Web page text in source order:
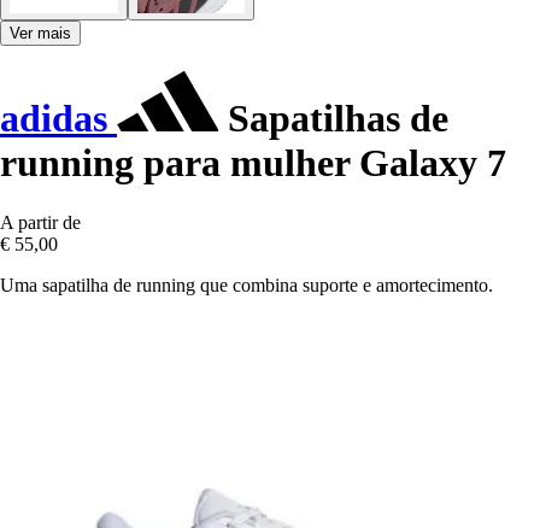
Ver mais
adidas
Sapatilhas de
running para mulher Galaxy 7
A partir de
€ 55,00
Uma sapatilha de running que combina suporte e amortecimento.